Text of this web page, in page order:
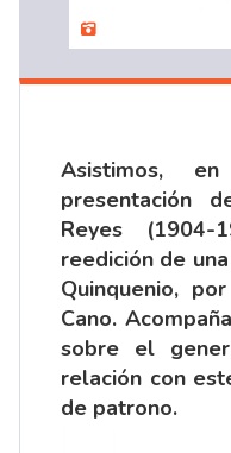
Asistimos,
presentación
Reyes
reedición de
Quinquenio,
Cano.
sobre el
relación con
de patrono.